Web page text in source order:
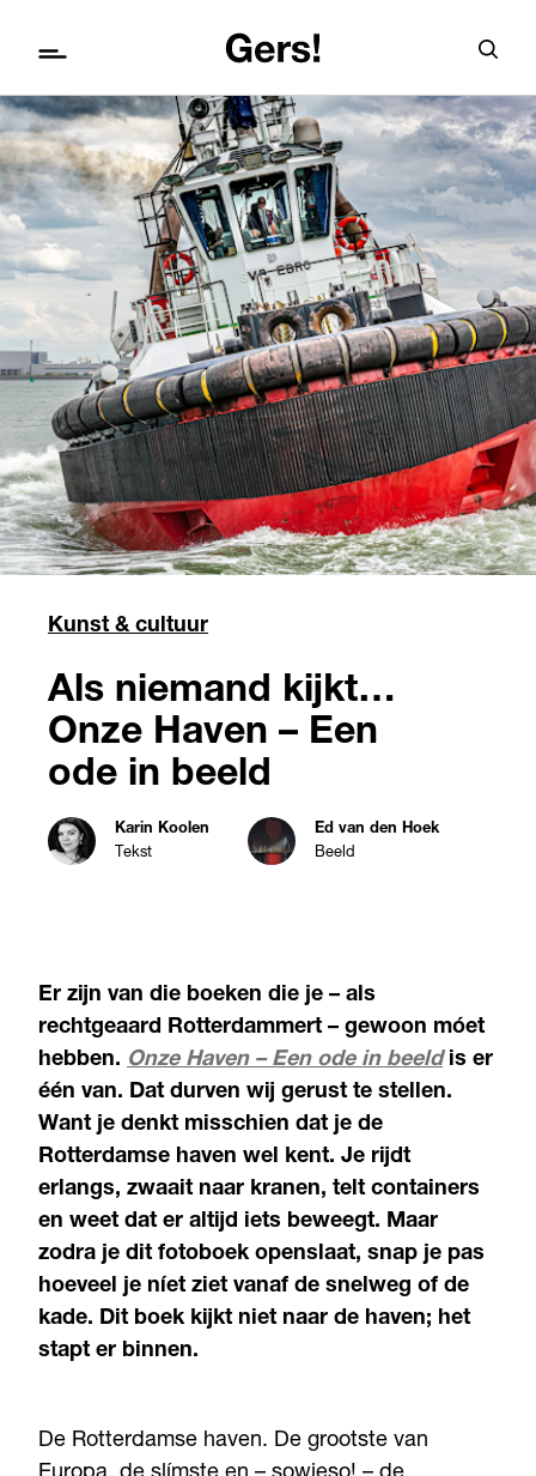
Kunst & cultuur
Als niemand kijkt…
Onze Haven – Een
ode in beeld
Karin Koolen
Tekst
Ed van den Hoek
Beeld
Er zijn van die boeken die je – als
rechtgeaard Rotterdammert – gewoon móet
hebben. Onze Haven – Een ode in beeldis er
één van. Dat durven wij gerust te stellen.
Want je denkt misschien dat je de
Rotterdamse haven wel kent. Je rijdt
erlangs, zwaait naar kranen, telt containers
en weet dat er altijd iets beweegt. Maar
zodra je dit fotoboek openslaat, snap je pas
hoeveel je níet ziet vanaf de snelweg of de
kade. Dit boek kijkt niet naar de haven; het
stapt er binnen.
De Rotterdamse haven. De grootste van